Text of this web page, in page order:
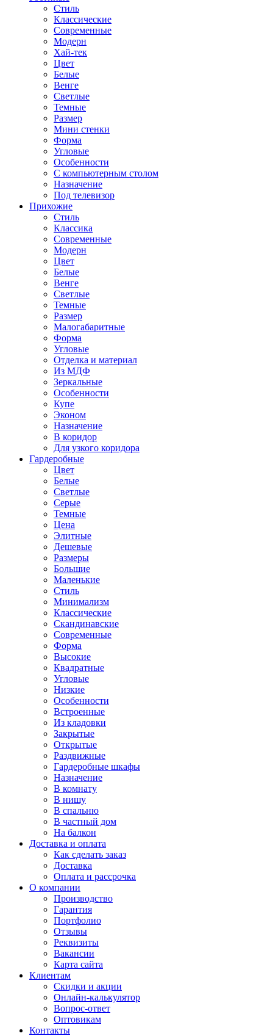
Стиль
Классические
Современные
Модерн
Хай-тек
Цвет
Белые
Венге
Светлые
Темные
Размер
Мини стенки
Форма
Угловые
Особенности
С компьютерным столом
Назначение
Под телевизор
Прихожие
Стиль
Классика
Современные
Модерн
Цвет
Белые
Венге
Светлые
Темные
Размер
Малогабаритные
Форма
Угловые
Отделка и материал
Из МДФ
Зеркальные
Особенности
Купе
Эконом
Назначение
В коридор
Для узкого коридора
Гардеробные
Цвет
Белые
Светлые
Серые
Темные
Цена
Элитные
Дешевые
Размеры
Большие
Маленькие
Стиль
Минимализм
Классические
Скандинавские
Современные
Форма
Высокие
Квадратные
Угловые
Низкие
Особенности
Встроенные
Из кладовки
Закрытые
Открытые
Раздвижные
Гардеробные шкафы
Назначение
В комнату
В нишу
В спальню
В частный дом
На балкон
Доставка и оплата
Как сделать заказ
Доставка
Оплата и рассрочка
О компании
Производство
Гарантия
Портфолио
Отзывы
Реквизиты
Вакансии
Карта сайта
Клиентам
Скидки и акции
Онлайн-калькулятор
Вопрос-ответ
Оптовикам
Контакты